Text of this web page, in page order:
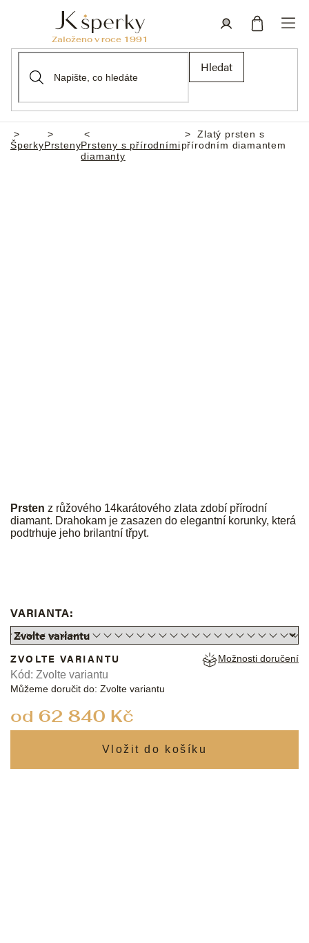
Hledat
Domů
ŠperkyPrstenyPrsteny s přírodními
diamanty
Zlatý prsten s
přírodním diamantem
Prsten z růžového 14karátového zlata zdobí přírodní
diamant. Drahokam je zasazen do elegantní korunky, která
podtrhuje jeho brilantní třpyt.
VARIANTA:
od 62 840 Kč
ZVOLTE VARIANTU
Můžeme doručit do: Zvolte variantu
Možnosti doručení
Kód: Zvolte variantu